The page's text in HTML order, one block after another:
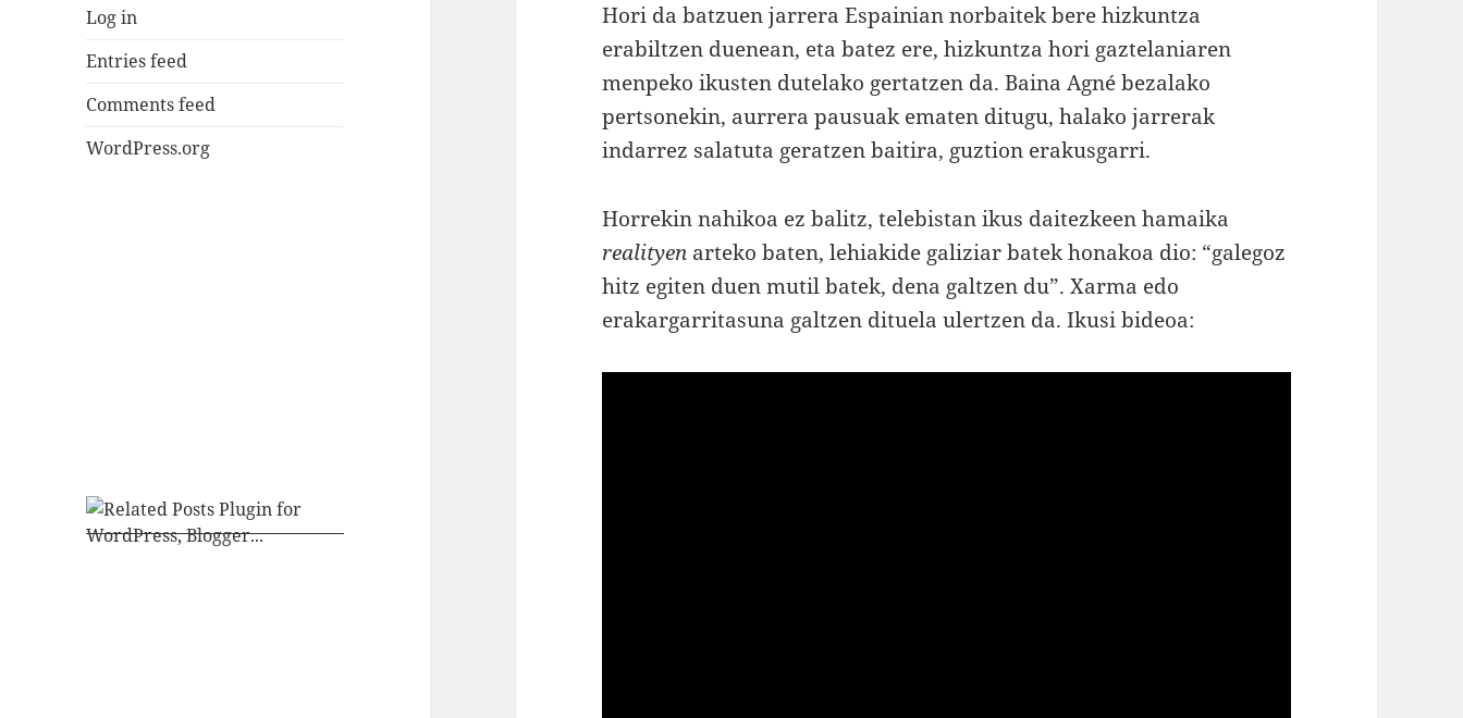
Log in
Entries feed
Comments feed
WordPress.org
Hori da batzuen jarrera Espainian norbaitek bere hizkuntza
erabiltzen duenean, eta batez ere, hizkuntza hori gaztelaniaren
menpeko ikusten dutelako gertatzen da. Baina Agné bezalako
pertsonekin, aurrera pausuak ematen ditugu, halako jarrerak
indarrez salatuta geratzen baitira, guztion erakusgarri.
Horrekin nahikoa ez balitz, telebistan ikus daitezkeen hamaika
realityen arteko baten, lehiakide galiziar batek honakoa dio: “galegoz
hitz egiten duen mutil batek, dena galtzen du”. Xarma edo
erakargarritasuna galtzen dituela ulertzen da. Ikusi bideoa: